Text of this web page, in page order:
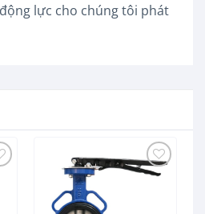
lực cho chúng tôi phát